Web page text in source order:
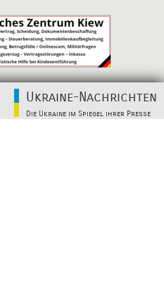
Ukraine-Nachrichten
Die Ukraine im Spiegel ihrer Presse